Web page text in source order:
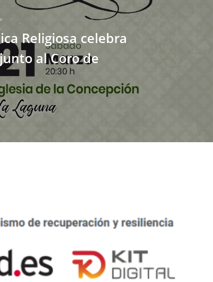
Religiosa celebra
al Coro de